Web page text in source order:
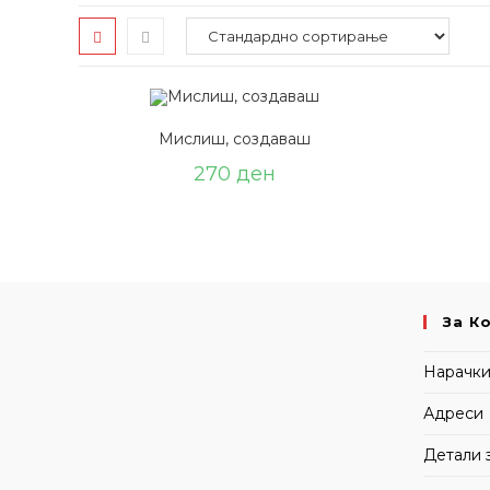
Мислиш, создаваш
270 ден
За
Нарачки
Адреси
Детали